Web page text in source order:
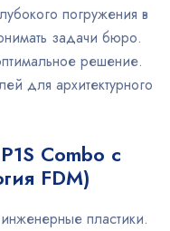
погружения в
задачи бюро.
решение.
для архитектурного
Combo с
FDM)
пластики.